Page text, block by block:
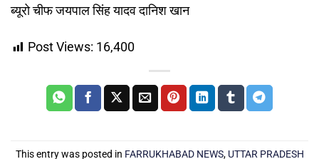
ब्यूरो चीफ जयपाल सिंह यादव दानिश खान
Post Views: 16,400
This entry was posted in FARRUKHABAD NEWS, UTTAR PRADESH